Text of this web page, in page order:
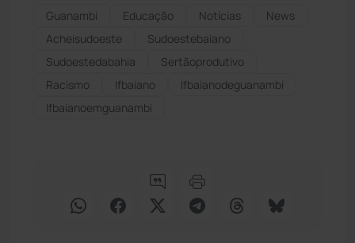
Guanambi Educação Notícias
News
Acheisudoeste
Sudoestebaiano
Sudoestedabahia
Sertãoprodutivo
Racismo
Ifbaiano
Ifbaianodeguanambi
Ifbaianoemguanambi